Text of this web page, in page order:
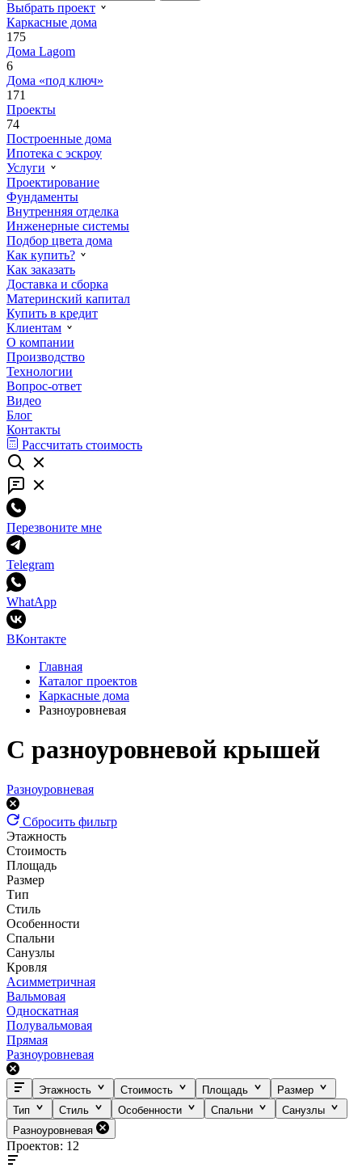
Выбрать проект
Каркасные дома
175
Дома Lagom
6
Дома «под ключ»
171
Проекты
74
Построенные дома
Ипотека с эскроу
Услуги
Проектирование
Фундаменты
Внутренняя отделка
Инженерные системы
Подбор цвета дома
Как купить?
Как заказать
Доставка и сборка
Материнский капитал
Купить в кредит
Клиентам
О компании
Производство
Технологии
Вопрос-ответ
Видео
Блог
Контакты
Рассчитать стоимость
Перезвоните мне
Telegram
WhatApp
ВКонтакте
Главная
Каталог проектов
Каркасные дома
Разноуровневая
С разноуровневой крышей
Разноуровневая
Сбросить фильтр
Этажность
Стоимость
Площадь
Размер
Тип
Стиль
Особенности
Спальни
Санузлы
Кровля
Асимметричная
Вальмовая
Односкатная
Полувальмовая
Прямая
Разноуровневая
Этажность Стоимость Площадь
Размер
Тип
Стиль Особенности Спальни
Санузлы
Разноуровневая
Проектов: 12